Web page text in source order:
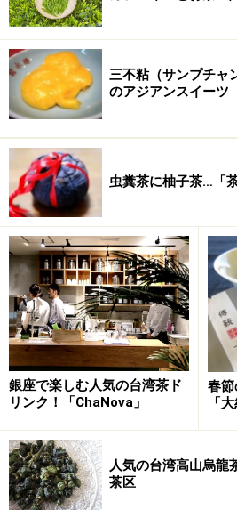
これにデザートと飲み放題のプ
円（消費税込み）です。
▼ 中華おこわセット
次ぎに紹介するのは、中
三不粘（サンプチャ
のアジアンスイーツ
虫糞茶に柚子茶…「
銀座で楽しむ人気の台湾茶ド
リンク！「ChaNova」
春
「
人気の台湾高山烏龍
茶区